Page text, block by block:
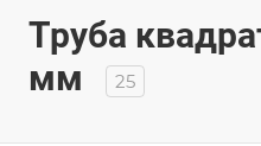
Труба
мм
25